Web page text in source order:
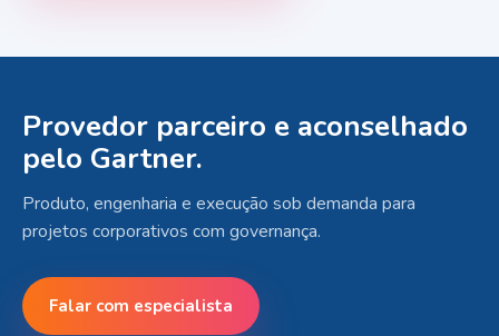
Provedor parceiro e aconselhado
pelo Gartner.
Produto, engenharia e execução sob demanda para
projetos corporativos com governança.
Falar com especialista